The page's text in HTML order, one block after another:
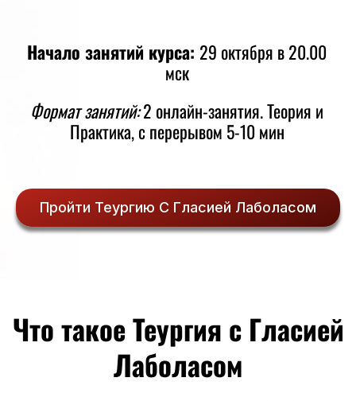
Начало занятий курса:29 октября в 20.00
мск
Формат занятий:2 онлайн-занятия. Теория и
Практика, с перерывом 5-10 мин
Пройти Теургию С Гласией Лаболасом
Что такое Теургия с Гласией
Лаболасом